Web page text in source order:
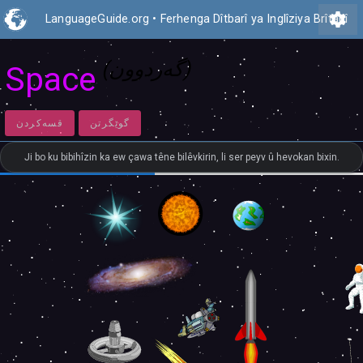
LanguageGuide.org • Ferhenga Dîtbarî ya Inglîziya Brîtanî
settings
Space (گەردوون)
قسەكردن گوێگرتن
Ji bo ku bibihîzin ka ew çawa têne bilêvkirin, li ser peyv û hevokan bixin.